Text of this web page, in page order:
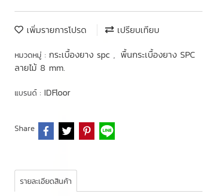
เพิ่มรายการโปรด เปรียบเทียบ
หมวดหมู่ : กระเบื้องยาง spc , พื้นกระเบื้องยาง SPC
ลายไม้ 8 mm.
แบรนด์ : IDFloor
Share
รายละเอียดสินค้า